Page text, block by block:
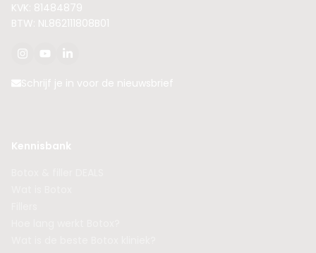
KVK: 81484879
BTW: NL862111808B01
Schrijf je in voor de nieuwsbrief
Kennisbank